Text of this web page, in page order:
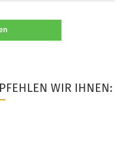
WIR IHNEN: